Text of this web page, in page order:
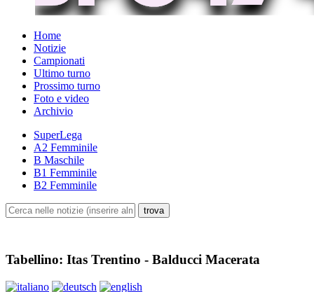
Home
Notizie
Campionati
Ultimo turno
Prossimo turno
Foto e video
Archivio
SuperLega
A2 Femminile
B Maschile
B1 Femminile
B2 Femminile
Tabellino: Itas Trentino - Balducci Macerata